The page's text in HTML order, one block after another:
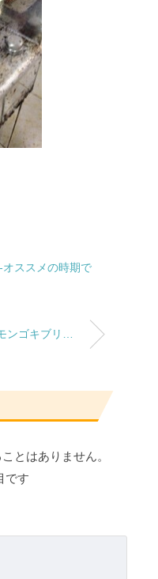
ススメの時期で
ンゴキブリ…
とはありません。
です